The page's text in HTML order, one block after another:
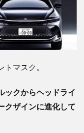
マスク。
ックからヘッドライ
クザインに進化して